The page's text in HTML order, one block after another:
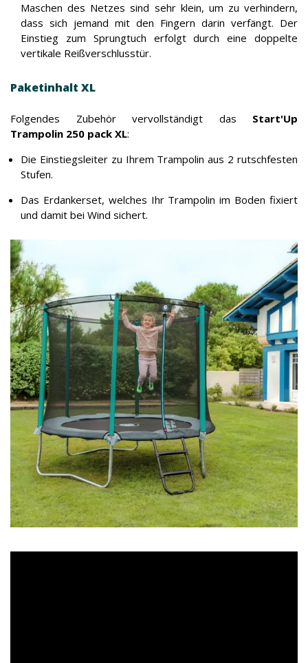
Maschen des Netzes sind sehr klein, um zu verhindern,
dass sich jemand mit den Fingern darin verfängt. Der
Einstieg zum Sprungtuch erfolgt durch eine doppelte
vertikale Reißverschlusstür.
Paketinhalt XL
Folgendes Zubehör vervollständigt das Start'Up
Trampolin 250 pack XL:
Die Einstiegsleiter zu Ihrem Trampolin aus 2 rutschfesten
Stufen.
Das Erdankerset, welches Ihr Trampolin im Boden fixiert
und damit bei Wind sichert.